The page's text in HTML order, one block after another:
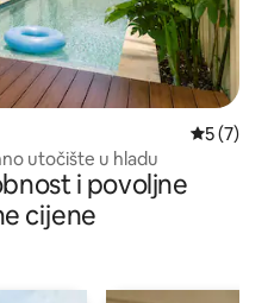
5 (7)
utočište u hladu
i povoljne
cijene